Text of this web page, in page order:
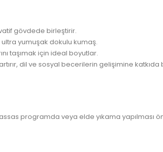
gövdede birleştirir.
yumuşak dokulu kumaş.
taşımak için ideal boyutlar.
dil ve sosyal becerilerin gelişimine katkıda
programda veya elde yıkama yapılması